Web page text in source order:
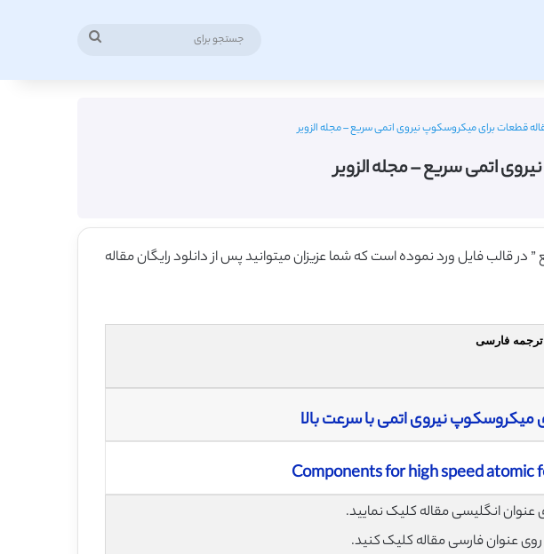
قطعات برای میکروسکوپ نیروی اتمی سریع – مجله الزویر
اتمی سریع – مجله الزویر
قالب فایل ورد نموده است که شما عزیزان میتوانید پس از دانلود رایگان مقاله
ترجمه فارسی
میکروسکوپ نیروی اتمی با سرعت بالا
Components for high speed atomic
روی عنوان فارسی مقاله کلیک کنید.